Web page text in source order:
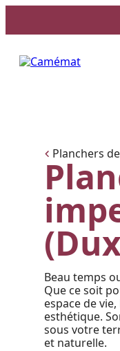
Planchers
Beau temps
Que ce soit
espace de
esthétique.
sous votre
et naturelle.